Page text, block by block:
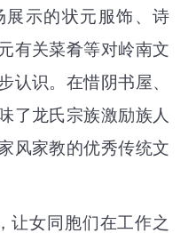
示的状元服饰、诗
有关菜肴等对岭南文
认识。在惜阴书屋、
了龙氏宗族激励族人
风家教的优秀传统文
让女同胞们在工作之